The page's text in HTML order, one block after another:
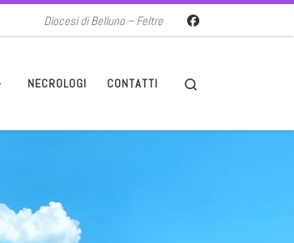
Diocesi di Belluno – Feltre
NECROLOGI CONTATTI